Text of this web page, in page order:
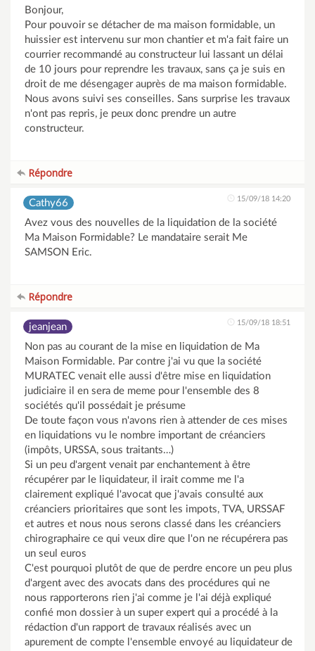
Bonjour,
Pour pouvoir se détacher de ma maison formidable, un
huissier est intervenu sur mon chantier et m'a fait faire un
courrier recommandé au constructeur lui lassant un délai
de 10 jours pour reprendre les travaux, sans ça je suis en
droit de me désengager auprès de ma maison formidable.
Nous avons suivi ses conseilles. Sans surprise les travaux
n'ont pas repris, je peux donc prendre un autre
constructeur.
Répondre
Cathy66 15/09/18 14:20
Avez vous des nouvelles de la liquidation de la société
Ma Maison Formidable? Le mandataire serait Me
SAMSON Eric.
Répondre
jeanjean 15/09/18 18:51
Non pas au courant de la mise en liquidation de Ma
Maison Formidable. Par contre j'ai vu que la société
MURATEC venait elle aussi d'être mise en liquidation
judiciaire il en sera de meme pour l'ensemble des 8
sociétés qu'il possédait je présume
De toute façon vous n'avons rien à attender de ces mises
en liquidations vu le nombre important de créanciers
(impôts, URSSA, sous traitants…)
Si un peu d'argent venait par enchantement à être
récupérer par le liquidateur, il irait comme me l'a
clairement expliqué l'avocat que j'avais consulté aux
créanciers prioritaires que sont les impots, TVA, URSSAF
et autres et nous nous serons classé dans les créanciers
chirographaire ce qui veux dire que l'on ne récupérera pas
un seul euros
C'est pourquoi plutôt de que de perdre encore un peu plus
d'argent avec des avocats dans des procédures qui ne
nous rapporterons rien j'ai comme je l'ai déjà expliqué
confié mon dossier à un super expert qui a procédé à la
rédaction d'un rapport de travaux réalisés avec un
apurement de compte l'ensemble envoyé au liquidateur de